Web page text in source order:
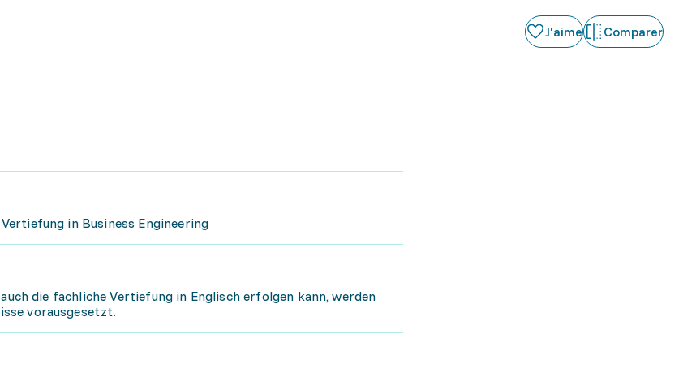
J'aime Comparer
in Business Engineering
die fachliche Vertiefung in Englisch erfolgen kann, werden
vorausgesetzt.